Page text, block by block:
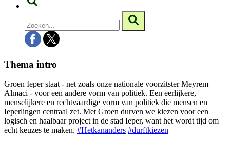
Thema intro
Groen Ieper staat - net zoals onze nationale voorzitster Meyrem
Almaci - voor een andere vorm van politiek. Een eerlijkere,
menselijkere en rechtvaardige vorm van politiek die mensen en
Ieperlingen centraal zet. Met Groen durven we kiezen voor een
logisch en haalbaar project in de stad Ieper, want het wordt tijd om
echt keuzes te maken. #Hetkananders #durftkiezen